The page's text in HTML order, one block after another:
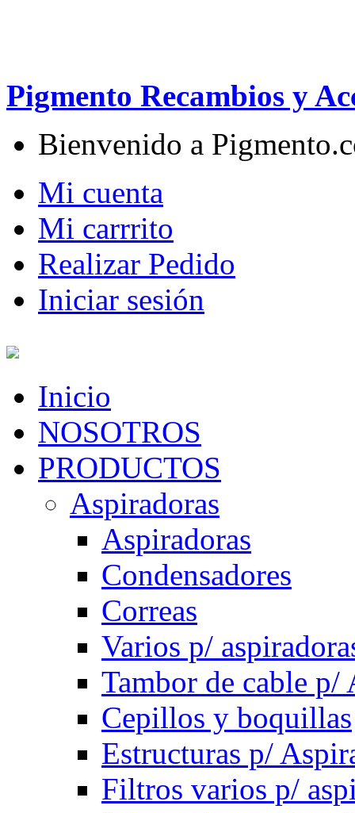
Pigmento Recambios y
Bienvenido a
Mi cuenta
Mi carrrito
Realizar Pedido
Iniciar sesión
Inicio
NOSOTROS
PRODUCTOS
Aspiradoras
Aspiradoras
Condensadores
Correas
Varios p/
Tambor de cable p/
Cepillos y boquillas
Estructuras p/
Filtros varios p/